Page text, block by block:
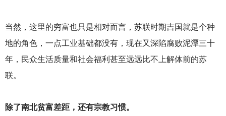
当然，这里的穷富也只是相对而言，苏联时期吉国就是个种
地的角色，一点工业基础都没有，现在又深陷腐败泥潭三十
年，民众生活质量和社会福利甚至远远比不上解体前的苏
联。
除了南北贫富差距，还有宗教习惯。